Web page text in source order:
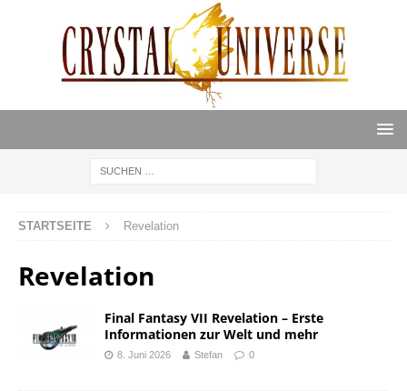
STARTSEITE Revelation
Revelation
Final Fantasy VII Revelation – Erste
Informationen zur Welt und mehr
8. Juni 2026 Stefan 0